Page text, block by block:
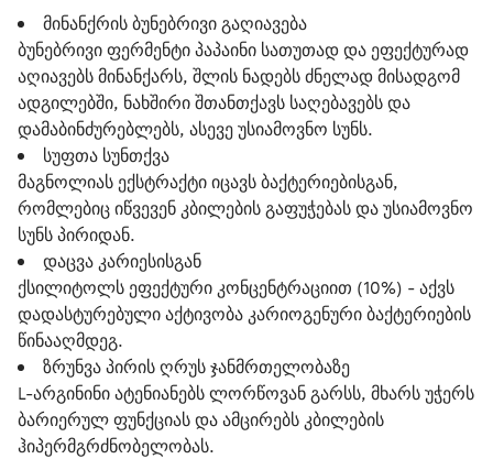
მინანქრის ბუნებრივი გაღიავება
ბუნებრივი ფერმენტი პაპაინი სათუთად და ეფექტურად
აღიავებს მინანქარს, შლის ნადებს ძნელად მისადგომ
ადგილებში, ნახშირი შთანთქავს საღებავებს და
დამაბინძურებლებს, ასევე უსიამოვნო სუნს.
სუფთა სუნთქვა
მაგნოლიას ექსტრაქტი იცავს ბაქტერიებისგან,
რომლებიც იწვევენ კბილების გაფუჭებას და უსიამოვნო
სუნს პირიდან.
დაცვა კარიესისგან
ქსილიტოლს ეფექტური კონცენტრაციით (10%) - აქვს
დადასტურებული აქტივობა კარიოგენური ბაქტერიების
წინააღმდეგ.
ზრუნვა პირის ღრუს ჯანმრთელობაზე
L-არგინინი ატენიანებს ლორწოვან გარსს, მხარს უჭერს
ბარიერულ ფუნქციას და ამცირებს კბილების
ჰიპერმგრძნობელობას.